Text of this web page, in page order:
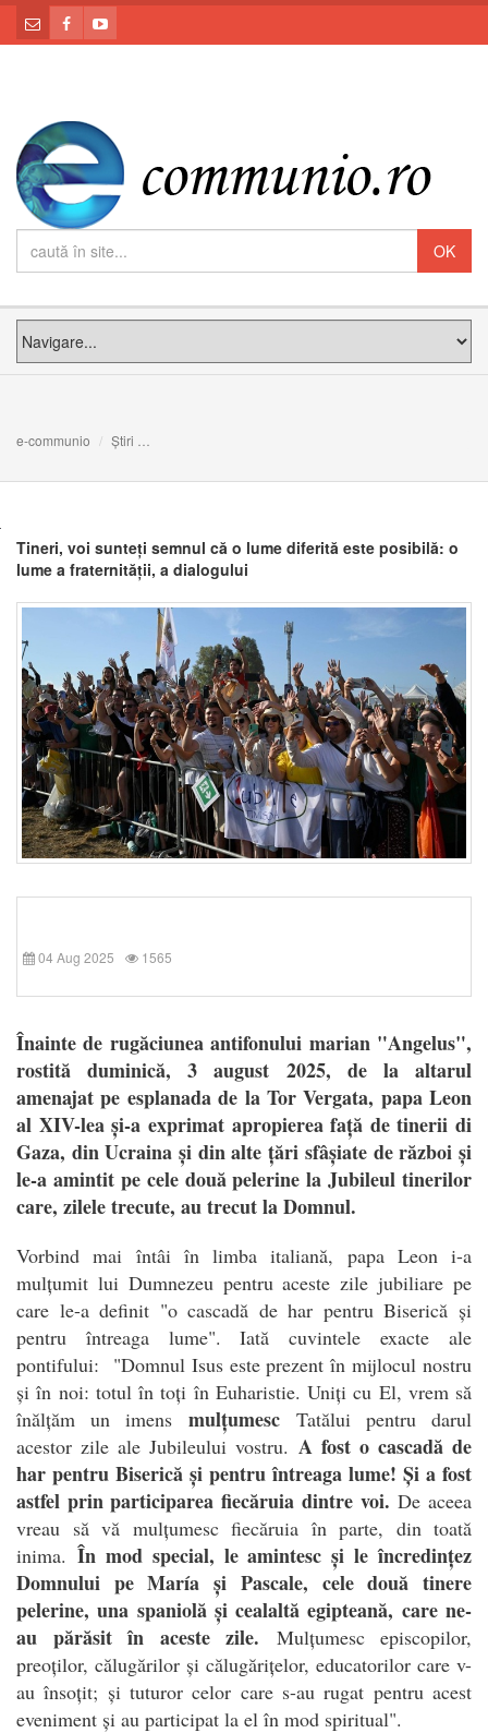
e-communio Știri
Tineri, voi sunteți semnul că o lume diferită este posibilă: o
lume a fraternității, a dialogului
04 Aug 2025 1565
Înainte de rugăciunea antifonului marian "Angelus",
rostită duminică, 3 august 2025, de la altarul
amenajat pe esplanada de la Tor Vergata, papa Leon
al XIV-lea și-a exprimat apropierea față de tinerii di
Gaza, din Ucraina și din alte țări sfâșiate de război și
le-a amintit pe cele două pelerine la Jubileul tinerilor
care, zilele trecute, au trecut la Domnul.
Vorbind mai întâi în limba italiană, papa Leon i-a
mulțumit lui Dumnezeu pentru aceste zile jubiliare pe
care le-a definit "o cascadă de har pentru Biserică și
pentru întreaga lume". Iată cuvintele exacte ale
pontifului: "Domnul Isus este prezent în mijlocul nostru
și în noi: totul în toți în Euharistie. Uniți cu El, vrem să
înălțăm un imens mulțumesc Tatălui pentru darul
acestor zile ale Jubileului vostru. A fost o cascadă de
har pentru Biserică și pentru întreaga lume! Și a fost
astfel prin participarea fiecăruia dintre voi. De aceea
vreau să vă mulțumesc fiecăruia în parte, din toată
inima. În mod special, le amintesc și le încredințez
Domnului pe María și Pascale, cele două tinere
pelerine, una spaniolă și cealaltă egipteană, care ne-
au părăsit în aceste zile. Mulțumesc episcopilor,
preoților, călugărilor și călugărițelor, educatorilor care v-
au însoțit; și tuturor celor care s-au rugat pentru acest
eveniment și au participat la el în mod spiritual".